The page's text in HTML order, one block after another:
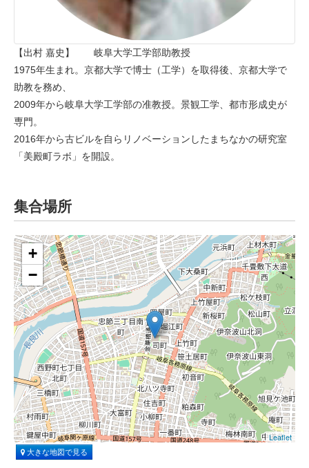
【出村 嘉史】 岐阜大学工学部助教授
1975年生まれ。京都大学で博士（工学）を取得後、京都大学で
助教を務め、
2009年から岐阜大学工学部の准教授。景観工学、都市形成史が
専門。
2016年から古ビルを自らリノベーションしたまちなかの研究室
「美殿町ラボ」を開設。
集合場所
+
−
Leaflet
大きな地図で見る